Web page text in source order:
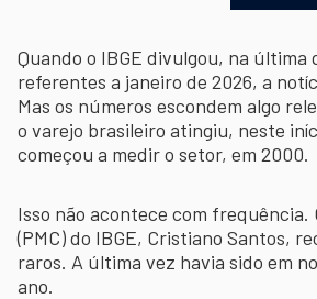
Quando o IBGE divulgou, na
referentes a janeiro de 2026, a
Mas os números escondem algo
o varejo brasileiro atingiu, neste
começou a medir o setor, em 2000.
Isso não acontece com frequência.
(PMC) do IBGE, Cristiano Santos,
raros. A última vez havia sido em
ano.